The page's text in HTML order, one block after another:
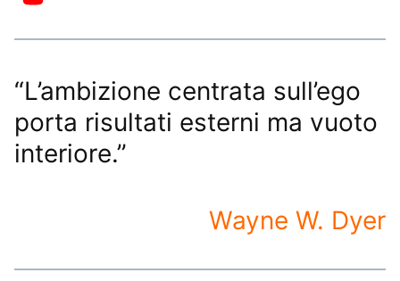
“L’ambizione centrata sull’ego
porta risultati esterni ma vuoto
interiore.”
Wayne W. Dyer